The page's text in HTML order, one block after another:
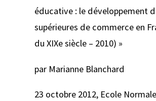
éducative : le développement
supérieures de commerce en
du XIXe siècle – 2010) »
par Marianne Blanchard
23 octobre 2012, Ecole Normale